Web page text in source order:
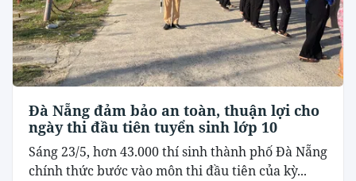
Đà Nẵng đảm bảo an toàn, thuận lợi cho
ngày thi đầu tiên tuyển sinh lớp 10
Sáng 23/5, hơn 43.000 thí sinh thành phố Đà Nẵng
chính thức bước vào môn thi đầu tiên của kỳ...